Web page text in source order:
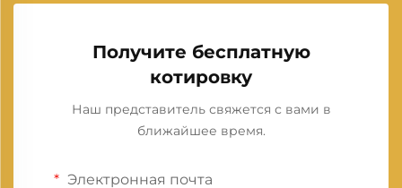
Получите бесплатную
котировку
Наш представитель свяжется с вами в
ближайшее время.
Электронная почта